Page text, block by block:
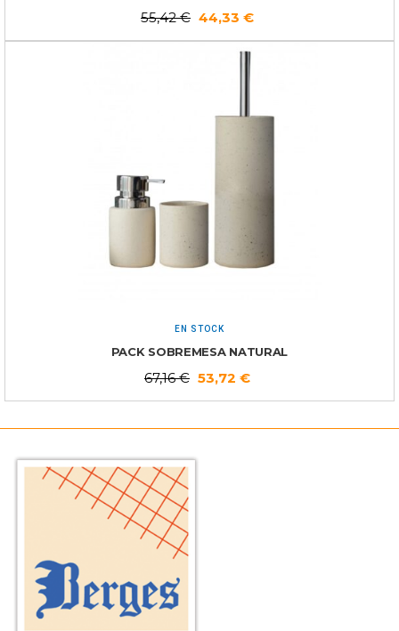
55,42€ 44,33 €
EN STOCK
PACK SOBREMESA NATURAL
67,16€ 53,72 €